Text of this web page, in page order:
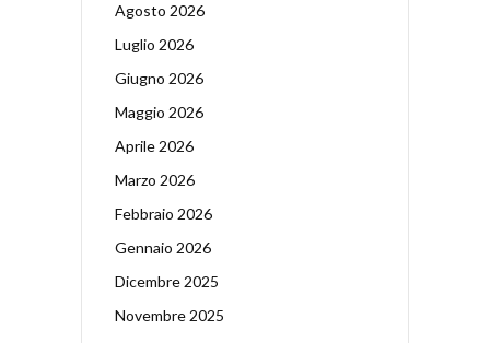
Agosto 2026
Luglio 2026
Giugno 2026
Maggio 2026
Aprile 2026
Marzo 2026
Febbraio 2026
Gennaio 2026
Dicembre 2025
Novembre 2025